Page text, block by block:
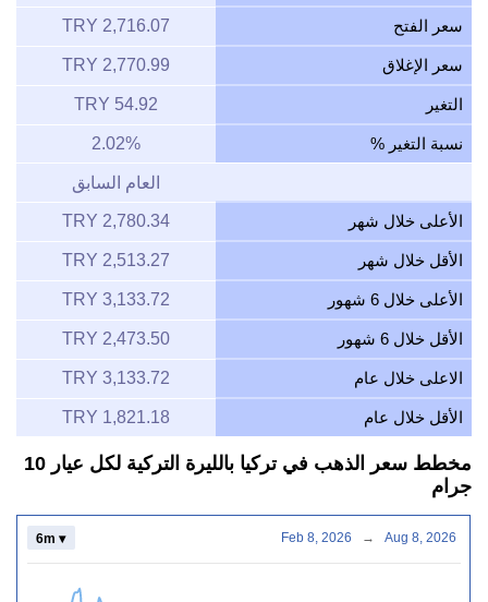
سعر الفتح 2,716.07 TRY
سعر الإغلاق 2,770.99 TRY
التغير 54.92 TRY
نسبة التغير % 2.02%
العام السابق
الأعلى خلال شهر 2,780.34 TRY
الأقل خلال شهر 2,513.27 TRY
الأعلى خلال 6 شهور 3,133.72 TRY
الأقل خلال 6 شهور 2,473.50 TRY
الاعلى خلال عام 3,133.72 TRY
الأقل خلال عام 1,821.18 TRY
مخطط سعر الذهب في تركيا بالليرة التركية لكل عيار 10
جرام
6m ▾ Feb 8, 2026 → Aug 8, 2026